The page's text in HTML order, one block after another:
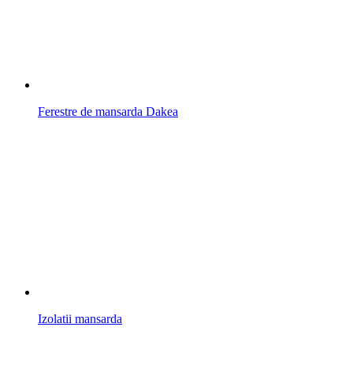
Ferestre de mansarda Dakea
Izolatii mansarda